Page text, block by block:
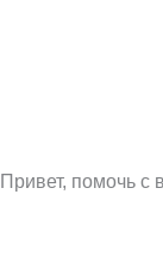
Привет, помочь